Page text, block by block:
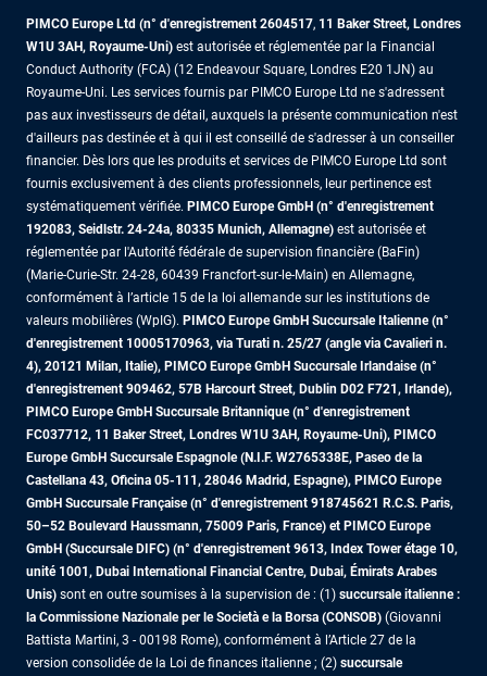
PIMCO Europe Ltd (n° d'enregistrement 2604517, 11 Baker Street, Londres
W1U 3AH, Royaume-Uni) est autorisée et réglementée par la Financial
Conduct Authority (FCA) (12 Endeavour Square, Londres E20 1JN) au
Royaume-Uni. Les services fournis par PIMCO Europe Ltd ne s'adressent
pas aux investisseurs de détail, auxquels la présente communication n'est
d'ailleurs pas destinée et à qui il est conseillé de s'adresser à un conseiller
financier. Dès lors que les produits et services de PIMCO Europe Ltd sont
fournis exclusivement à des clients professionnels, leur pertinence est
systématiquement vérifiée. PIMCO Europe GmbH (n° d'enregistrement
192083, Seidlstr. 24-24a, 80335 Munich, Allemagne) est autorisée et
réglementée par l'Autorité fédérale de supervision financière (BaFin)
(Marie-Curie-Str. 24-28, 60439 Francfort-sur-le-Main) en Allemagne,
conformément à l’article 15 de la loi allemande sur les institutions de
valeurs mobilières (WpIG). PIMCO Europe GmbH Succursale Italienne (n°
d'enregistrement 10005170963, via Turati n. 25/27 (angle via Cavalieri n.
4), 20121 Milan, Italie), PIMCO Europe GmbH Succursale Irlandaise (n°
d'enregistrement 909462, 57B Harcourt Street, Dublin D02 F721, Irlande),
PIMCO Europe GmbH Succursale Britannique (n° d'enregistrement
FC037712, 11 Baker Street, Londres W1U 3AH, Royaume-Uni), PIMCO
Europe GmbH Succursale Espagnole (N.I.F. W2765338E, Paseo de la
Castellana 43, Oficina 05-111, 28046 Madrid, Espagne), PIMCO Europe
GmbH Succursale Française (n° d'enregistrement 918745621 R.C.S. Paris,
50–52 Boulevard Haussmann, 75009 Paris, France) et PIMCO Europe
GmbH (Succursale DIFC) (n° d'enregistrement 9613, Index Tower étage 10,
unité 1001, Dubai International Financial Centre, Dubai, Émirats Arabes
Unis) sont en outre soumises à la supervision de : (1) succursale italienne :
la Commissione Nazionale per le Società e la Borsa (CONSOB) (Giovanni
Battista Martini, 3 - 00198 Rome), conformément à l’Article 27 de la
version consolidée de la Loi de finances italienne ; (2) succursale